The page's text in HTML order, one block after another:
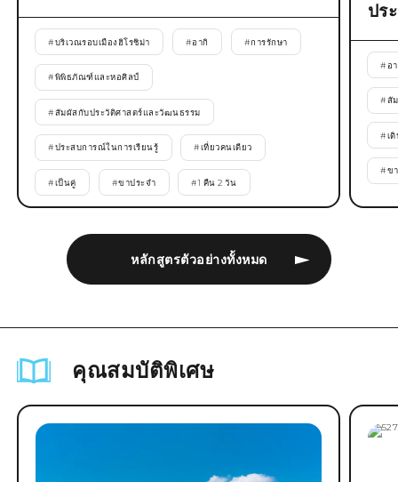
หลักสูตรตัวอย่างทั้งหมด
#บริเวณรอบเมืองฮิโรชิม่า #อากิ #การรักษา
#พิพิธภัณฑ์และหอศิลป์
#สัมผัสกับประวัติศาสตร์และวัฒนธรรม
#ประสบการณ์ในการเรียนรู้ #เที่ยวคนเดียว
#เป็นคู่ #ขาประจำ #1 คืน 2 วัน
ปร
# อ
#สั
#เ
#ข
คุณสมบัติพิเศษ